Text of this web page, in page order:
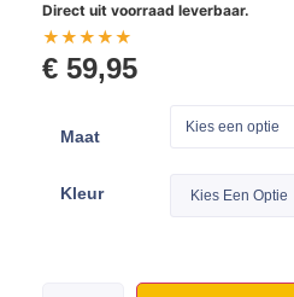
Direct uit voorraad leverbaar.
★★★★★
€ 59,95
Maat Kies een optie
Kleur